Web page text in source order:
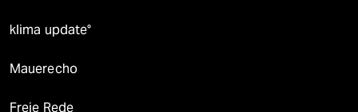
klima update°
Mauerecho
Freie Rede